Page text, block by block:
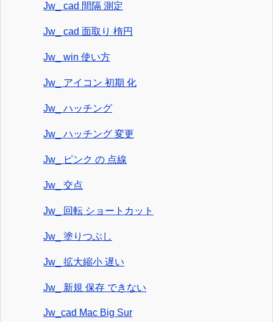
Jw_ cad 間隔 測定
Jw_ cad 面取り 楕円
Jw_ win 使い方
Jw_ アイコン 初期 化
Jw_ ハッチング
Jw_ ハッチング 変更
Jw_ ピンク の 点線
Jw_ 交点
Jw_ 回転 ショートカット
Jw_ 塗りつぶし
Jw_ 拡大縮小 遅い
Jw_ 新規 保存 できない
Jw_cad Mac Big Sur